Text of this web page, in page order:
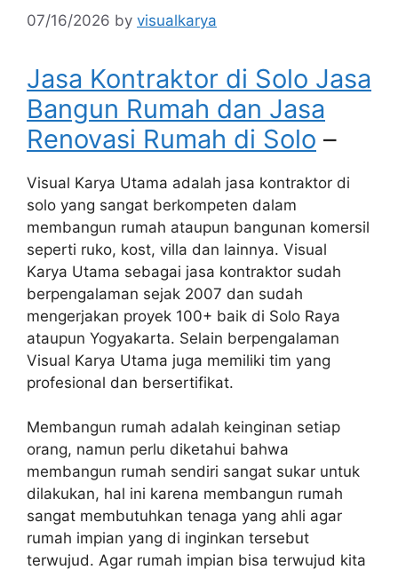
07/16/2026 by visualkarya
Jasa Kontraktor di Solo Jasa
Bangun Rumah dan Jasa
Renovasi Rumah di Solo –
Visual Karya Utama adalah jasa kontraktor di
solo yang sangat berkompeten dalam
membangun rumah ataupun bangunan komersil
seperti ruko, kost, villa dan lainnya. Visual
Karya Utama sebagai jasa kontraktor sudah
berpengalaman sejak 2007 dan sudah
mengerjakan proyek 100+ baik di Solo Raya
ataupun Yogyakarta. Selain berpengalaman
Visual Karya Utama juga memiliki tim yang
profesional dan bersertifikat.
Membangun rumah adalah keinginan setiap
orang, namun perlu diketahui bahwa
membangun rumah sendiri sangat sukar untuk
dilakukan, hal ini karena membangun rumah
sangat membutuhkan tenaga yang ahli agar
rumah impian yang di inginkan tersebut
terwujud. Agar rumah impian bisa terwujud kita